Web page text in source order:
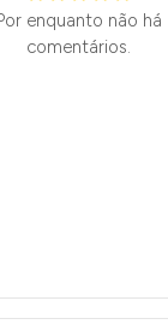
enquanto não há
comentários.